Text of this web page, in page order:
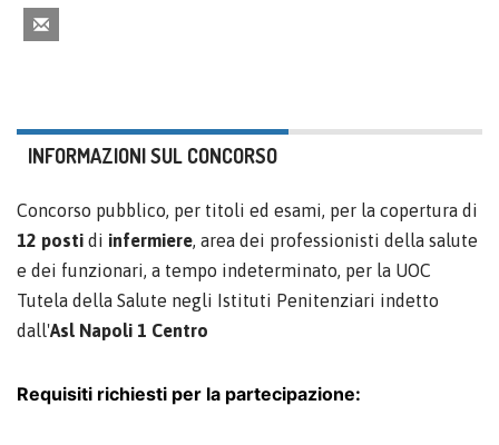
INFORMAZIONI SUL CONCORSO
Concorso pubblico, per titoli ed esami, per la copertura di
12 posti di infermiere, area dei professionisti della salute
e dei funzionari, a tempo indeterminato, per la UOC
Tutela della Salute negli Istituti Penitenziari indetto
dall'Asl Napoli 1 Centro
Requisiti richiesti per la partecipazione: